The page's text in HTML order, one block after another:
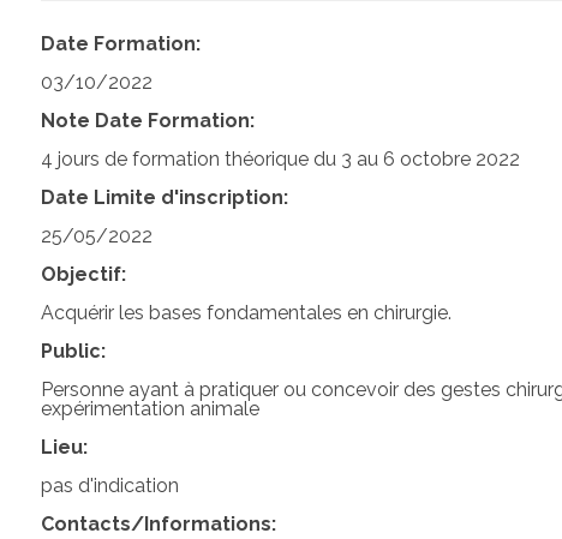
Date Formation:
03/10/2022
Note Date Formation:
4 jours de formation théorique du 3 au 6 octobre 2022
Date Limite d'inscription:
25/05/2022
Objectif:
Acquérir les bases fondamentales en chirurgie.
Public:
Personne ayant à pratiquer ou concevoir des gestes
expérimentation animale
Lieu:
pas d'indication
Contacts/Informations: